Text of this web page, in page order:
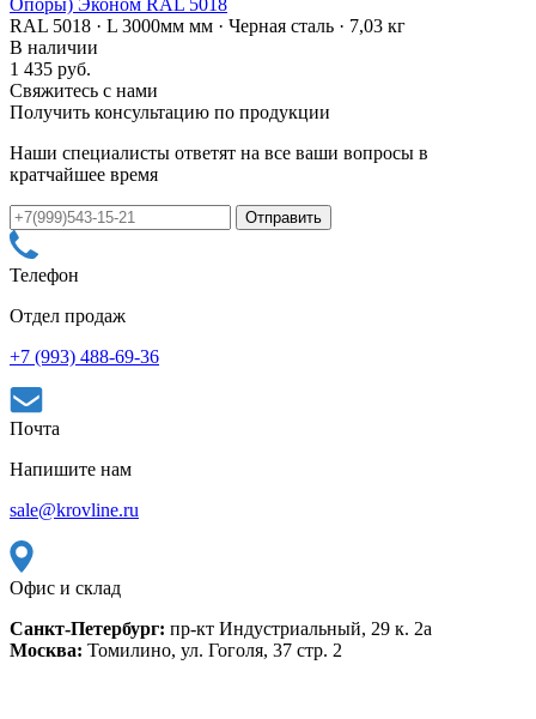
RAL 5018 · L 3000мм мм · Черная сталь · 7,03 кг
В наличии
1 435 руб.
Свяжитесь с нами
Получить консультацию по продукции
Наши специалисты ответят на все ваши вопросы в
кратчайшее время
Телефон
Отдел продаж
+7 (993) 488-69-36
Почта
Напишите нам
sale@krovline.ru
Офис и склад
Санкт-Петербург: пр-кт Индустриальный, 29 к. 2а
Москва: Томилино, ул. Гоголя, 37 стр. 2